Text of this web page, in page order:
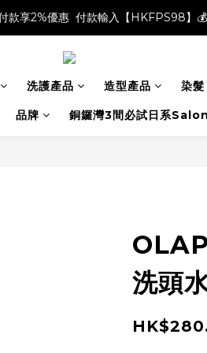
款享2%優惠  付款輸入【HKFPS98】💰
款享2%優惠  付款輸入【HKFPS98】💰
享$20購物金｜全店滿$400本地免運費📦!
款享2%優惠  付款輸入【HKFPS98】💰
洗護產品 造型產品 染
品牌 銅鑼灣3間必試日系Salon
洗頭